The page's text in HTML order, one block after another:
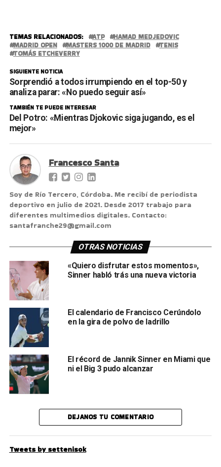
TEMAS RELACIONADOS: ATP
HAMAD MEDJEDOVIC
MADRID OPEN
MASTERS 1000 DE MADRID
TENIS
TOMÁS ETCHEVERRY
SIGUIENTE NOTICIA
Sorprendió a todos irrumpiendo en el top-50 y
analiza parar: «No puedo seguir así»
TAMBIÉN TE PUEDE INTERESAR
Del Potro: «Mientras Djokovic siga jugando, es el
mejor»
Francesco Santa
Soy de Río Tercero, Córdoba. Me recibí de periodista
deportivo en julio de 2021. Desde 2017 trabajo para
diferentes multimedios digitales. Contacto:
santafranche29@gmail.com
OTRAS NOTICIAS
«Quiero disfrutar estos momentos»,
Sinner habló trás una nueva victoria
El calendario de Francisco Cerúndolo
en la gira de polvo de ladrillo
El récord de Jannik Sinner en Miami que
ni el Big 3 pudo alcanzar
DEJANOS TU COMENTARIO
Tweets by settenisok